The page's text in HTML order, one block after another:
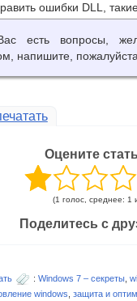
ошибки DLL,
есть вопросы,
напишите,
Оцените
(1 голос, среднее: 1
Поделитесь с
: Windows 7 – секреты,
windows защита и